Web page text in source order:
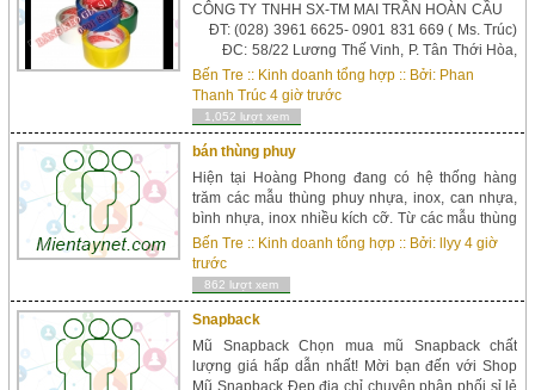
CÔNG TY TNHH SX-TM MAI TRẦN HOÀN CẦU
ĐT: (028) 3961 6625- 0901 831 669 ( Ms. Trúc)
ĐC: 58/22 Lương Thế Vinh, P. Tân Thới Hòa,
Quận Tân Phú, TP. Hồ Chí Minh &n...
Bến Tre :: Kinh doanh tổng hợp :: Bởi: Phan
Thanh Trúc 4 giờ trước
1,052 lượt xem
bán thùng phuy
Hiện tại Hoàng Phong đang có hệ thống hàng
trăm các mẫu thùng phuy nhựa, inox, can nhựa,
bình nhựa, inox nhiều kích cỡ. Từ các mẫu thùng
10L, 20L, 30L, 50L, 100L, 200L…hay nhưng tank,
thùng nhựa lớn 1000L để đáp ứng nhu cầu mọi
kh&aacut...
Bến Tre :: Kinh doanh tổng hợp :: Bởi: llyy 4 giờ
trước
862 lượt xem
Snapback
Mũ Snapback Chọn mua mũ Snapback chất
lượng giá hấp dẫn nhất! Mời bạn đến với Shop
Mũ Snapback Đẹp địa chỉ chuyên phân phối sỉ lẻ